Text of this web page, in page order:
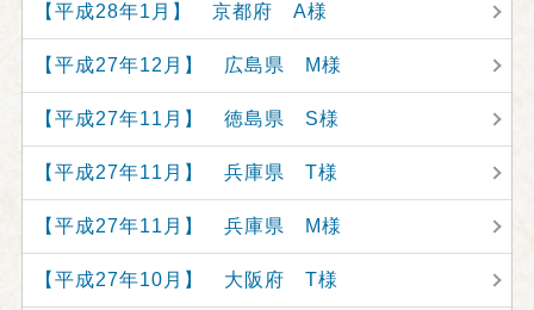
【平成28年1月】 京都府 A様
【平成27年12月】 広島県 M様
【平成27年11月】 徳島県 S様
【平成27年11月】 兵庫県 T様
【平成27年11月】 兵庫県 M様
【平成27年10月】 大阪府 T様